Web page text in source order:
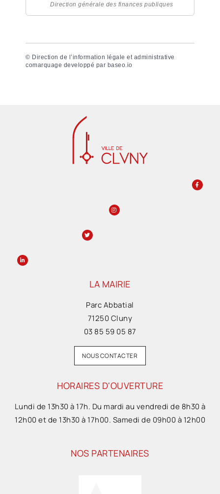
Direction générale des finances publiques
© Direction de l’information légale et administrative
comarquage developpé par baseo.io
LA MAIRIE
Parc Abbatial
71250 Cluny
03 85 59 05 87
NOUS CONTACTER
HORAIRES D'OUVERTURE
Lundi de 13h30 à 17h. Du mardi au vendredi de 8h30 à
12h00 et de 13h30 à 17h00. Samedi de 09h00 à 12h00
NOS PARTENAIRES